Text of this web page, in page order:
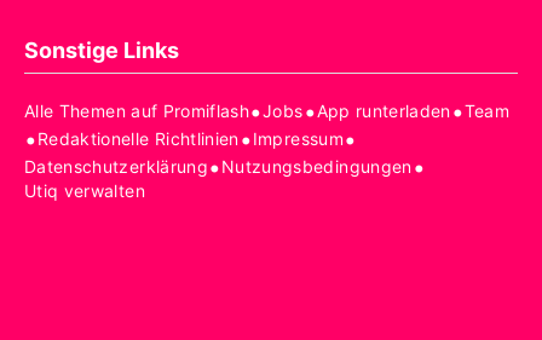
Sonstige Links
Alle Themen auf Promiflash•Jobs•App runterladen•Team
•Redaktionelle Richtlinien•Impressum•
Datenschutzerklärung•Nutzungsbedingungen•
Utiq verwalten